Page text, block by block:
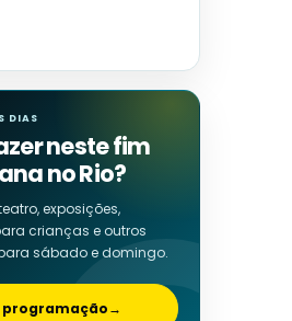
DIAS
neste fim
no Rio?
exposições,
crianças e outros
sábado e domingo.
programação→